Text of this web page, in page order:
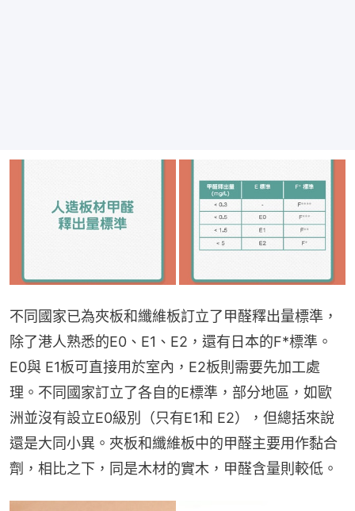
不同國家已為夾板和纖維板訂立了甲醛釋出量標準，
除了港人熟悉的E0、E1、E2，還有日本的F*標準。
E0與 E1板可直接用於室內，E2板則需要先加工處
理。不同國家訂立了各自的E標準，部分地區，如歐
洲並沒有設立E0級別（只有E1和 E2），但總括來說
還是大同小異。夾板和纖維板中的甲醛主要用作黏合
劑，相比之下，同是木材的實木，甲醛含量則較低。